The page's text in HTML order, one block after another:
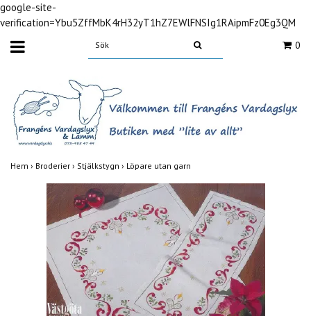
google-site-
verification=Ybu5ZffMbK4rH32yT1hZ7EWlFNSIg1RAipmFz0Eg3QM
0
Hem › Broderier › Stjälkstygn › Löpare utan garn